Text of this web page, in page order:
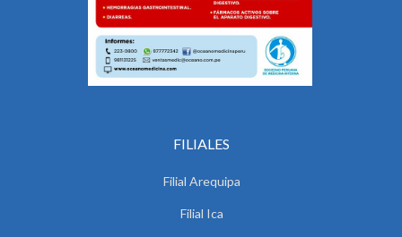
FILIALES
Filial Arequipa
Filial Ica